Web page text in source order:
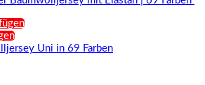
Uni in 69 Farben